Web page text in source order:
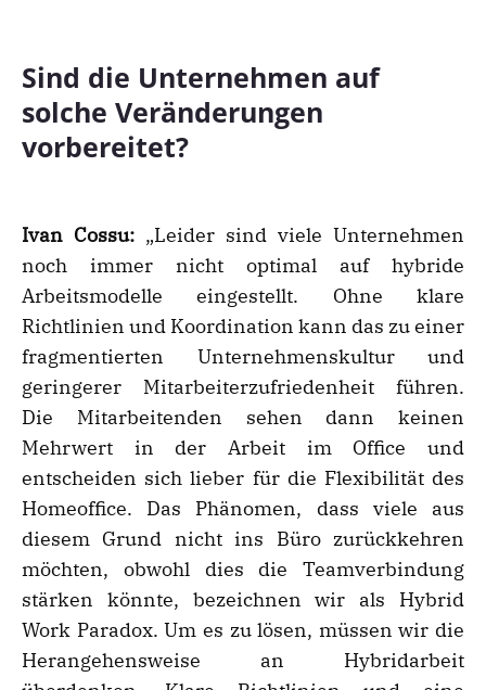
Sind die Unternehmen auf
solche Veränderungen
vorbereitet?
Ivan Cossu: „Leider sind viele Unternehmen
noch immer nicht optimal auf hybride
Arbeitsmodelle eingestellt. Ohne klare
Richtlinien und Koordination kann das zu einer
fragmentierten Unternehmenskultur und
geringerer Mitarbeiterzufriedenheit führen.
Die Mitarbeitenden sehen dann keinen
Mehrwert in der Arbeit im Office und
entscheiden sich lieber für die Flexibilität des
Homeoffice. Das Phänomen, dass viele aus
diesem Grund nicht ins Büro zurückkehren
möchten, obwohl dies die Teamverbindung
stärken könnte, bezeichnen wir als Hybrid
Work Paradox. Um es zu lösen, müssen wir die
Herangehensweise an Hybridarbeit